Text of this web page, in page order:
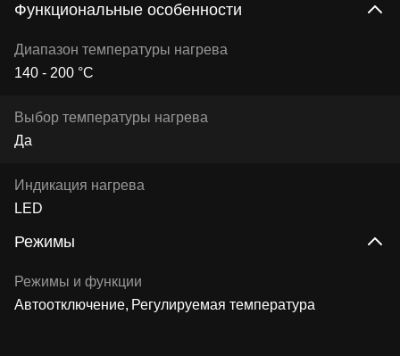
Функциональные особенности
Диапазон температуры нагрева
140 - 200 °C
Выбор температуры нагрева
Да
Индикация нагрева
LED
Режимы
Режимы и функции
Автоотключение Регулируемая температура